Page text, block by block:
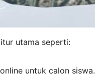
utama seperti:
untuk calon siswa.